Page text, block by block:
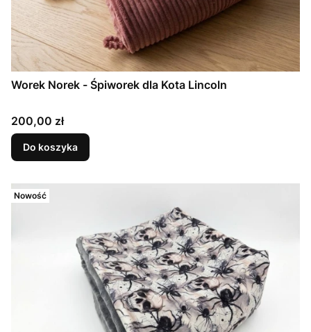
Worek Norek - Śpiworek dla Kota Lincoln
Cena
200,00 zł
Do koszyka
Nowość